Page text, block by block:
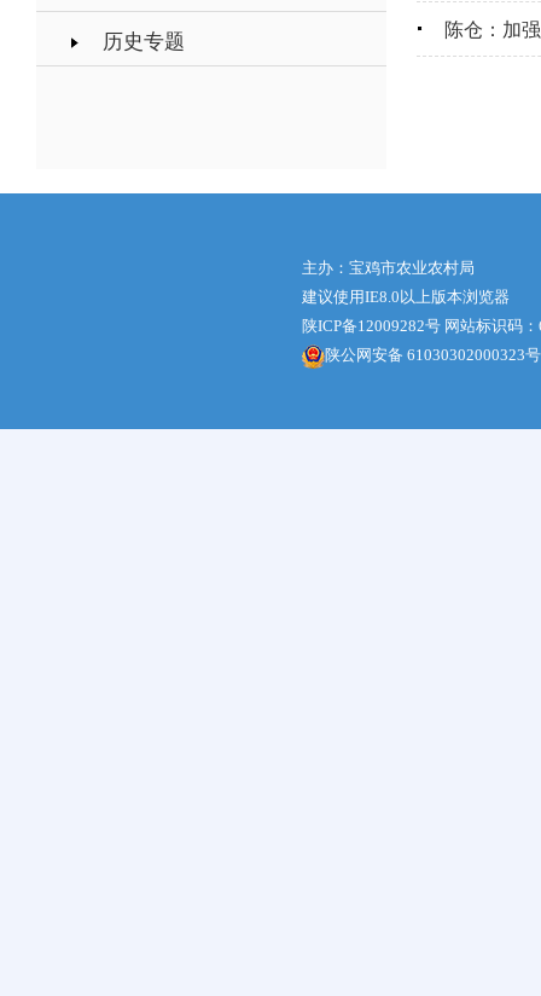
历史专题
陈仓：加
主办：宝鸡市农业农村局
建议使用IE8.0以上版本浏览器
陕ICP备12009282号 网站标识码
陕公网安备 61030302000323号